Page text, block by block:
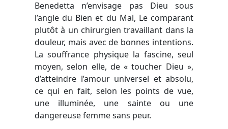
Benedetta n’envisage pas Dieu sous
l’angle du Bien et du Mal, Le comparant
plutôt à un chirurgien travaillant dans la
douleur, mais avec de bonnes intentions.
La souffrance physique la fascine, seul
moyen, selon elle, de « toucher Dieu »,
d’atteindre l’amour universel et absolu,
ce qui en fait, selon les points de vue,
une illuminée, une sainte ou une
dangereuse femme sans peur.